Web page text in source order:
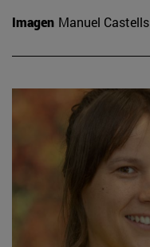
Imagen Manuel Castells